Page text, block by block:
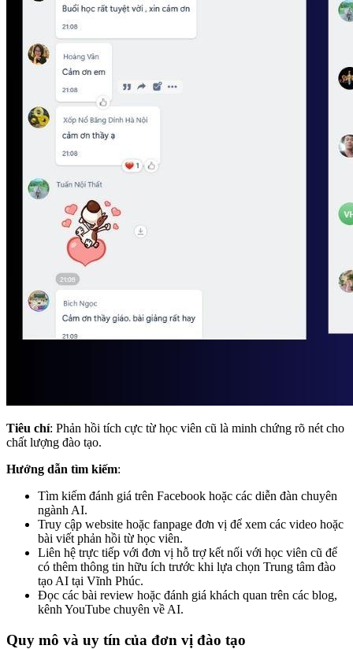
Tiêu chí: Phản hồi tích cực từ học viên cũ là minh chứng rõ nét cho
chất lượng đào tạo.
Hướng dẫn tìm kiếm:
Tìm kiếm đánh giá trên Facebook hoặc các diễn đàn chuyên
ngành AI.
Truy cập website hoặc fanpage đơn vị để xem các video hoặc
bài viết phản hồi từ học viên.
Liên hệ trực tiếp với đơn vị hỗ trợ kết nối với học viên cũ để
có thêm thông tin hữu ích trước khi lựa chọn Trung tâm đào
tạo AI tại Vĩnh Phúc.
Đọc các bài review hoặc đánh giá khách quan trên các blog,
kênh YouTube chuyên về AI.
Quy mô và uy tín của đơn vị đào tạo